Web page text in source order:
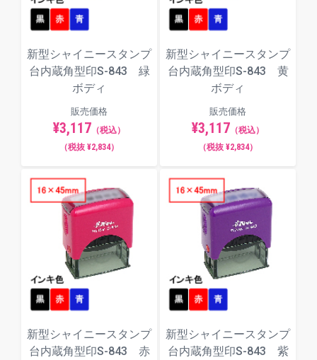
新型シャイニースタンプ
台内蔵角型印S-843 緑
ボディ
販売価格
¥3,117 （税込）
（税抜 ¥2,834）
新型シャイニースタンプ
台内蔵角型印S-843 黄
ボディ
販売価格
¥3,117 （税込）
（税抜 ¥2,834）
新型シャイニースタンプ
台内蔵角型印S-843 赤
新型シャイニースタンプ
台内蔵角型印S-843 紫